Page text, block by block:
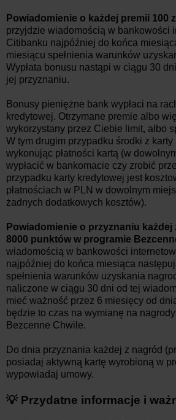
Powiadomienie o każdej premii 100
przyjdzie wiadomością w bankowości
Citibanku najpóźniej do końca
miesiącu spełnienia warunków
Wypłata bonusu nastąpi w ciągu 30
jej przyznaniu.
Bonusy pieniężne bank wypłaci na
kredytowej. Otrzymane premie albo
wykorzystany przez Ciebie limit, albo
W tym drugim przypadku środki z
wykonując płatności kartą (w
wypłacić w bankomacie czy zrobić
przypadku karty kredytowej jest
płatnościach w PLN w dowolnym
żadnych dodatkowych kosztów).
Powiadomienie o przyznaniu
8000 punktów w programie
wiadomością w bankowości
najpóźniej do końca miesiąca
spełnienia warunków uzyskania
naliczone w ciągu 30 dni od tej
mieć ważność przez 6 miesięcy od
będzie to czas na wymianę na
Bezcenne Chwile.
Do dnia przyznania każdej z nagród
posiadaj aktywną kartę wyrobioną w
wypowiadaj umowy.
💡 Przydatne informacje i